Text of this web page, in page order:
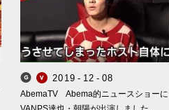
Smappa! Group
VANPS
20 19 - 12 - 08
AbemaTV Abema的ニュースショーに